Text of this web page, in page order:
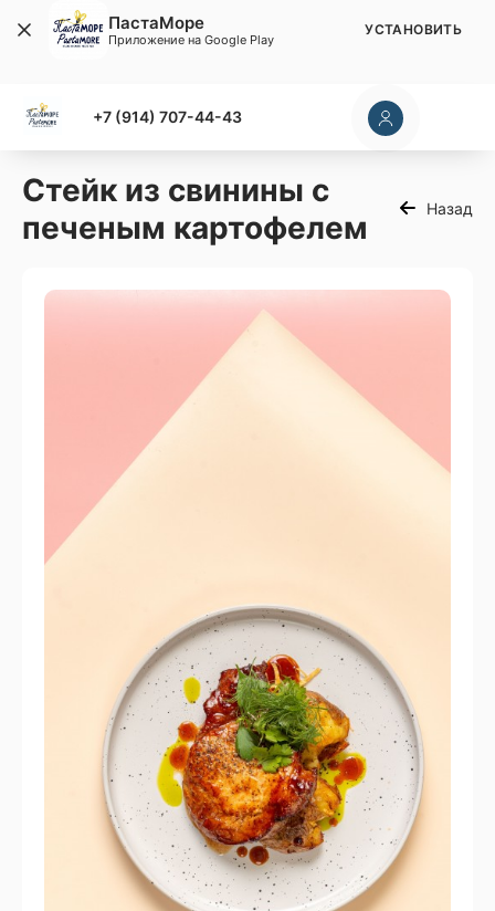
+7 (914) 707-44-43
Стейк из свинины с
печеным картофелем
Назад
ПастаМоре
Приложение на Google Play
УСТАНОВИТЬ